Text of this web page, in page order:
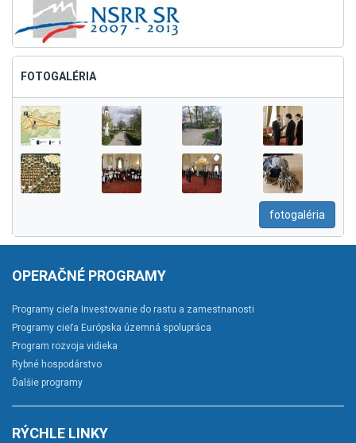
FOTOGALÉRIA
fotogaléria
OPERAČNÉ PROGRAMY
Programy cieľa Investovanie do rastu a zamestnanosti
Programy cieľa Európska územná spolupráca
Program rozvoja vidieka
Rybné hospodárstvo
Ďalšie programy
RÝCHLE LINKY